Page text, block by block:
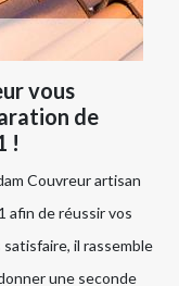
vous
de
!
Couvreur artisan
afin de réussir vos
il rassemble
une seconde